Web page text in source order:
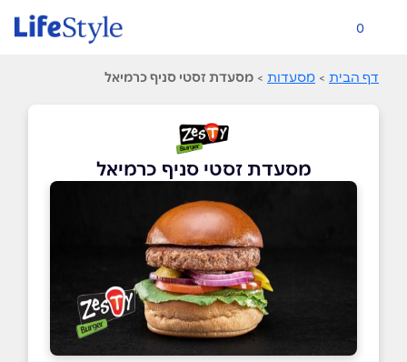
0
דף הבית > מסעדות > מסעדת זסטי סניף כרמיאל
מסעדת זסטי סניף כרמיאל